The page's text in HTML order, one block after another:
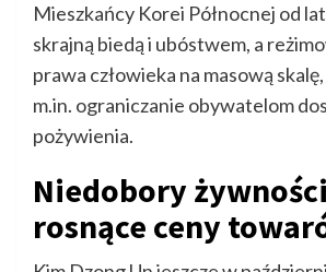
Mieszkańcy Korei Północnej od
skrajną biedą i ubóstwem, a
prawa człowieka na masową
m.in. ograniczanie obywatelom
pożywienia.
Niedobory
rosnące ceny